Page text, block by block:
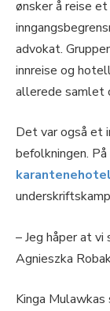
ønsker å reise
advokat.
innreise og
allerede samlet
Det var også et
befolkningen.
– Jeg håper at
Agnieszka
Kinga